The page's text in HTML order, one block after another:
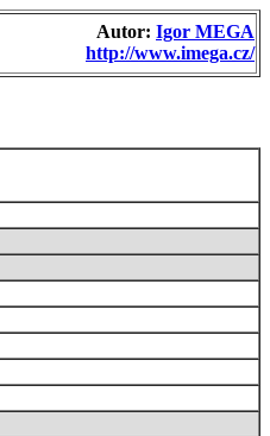
Autor: Igor MEGA
http://www.imega.cz/